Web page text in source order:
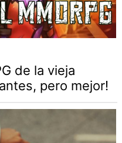
de la vieja
pero mejor!